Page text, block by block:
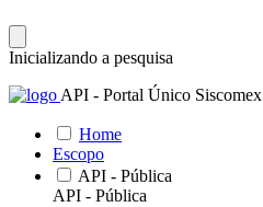
Inicializando a pesquisa
API - Portal Único Siscomex
Home
Escopo
API - Pública
API - Pública